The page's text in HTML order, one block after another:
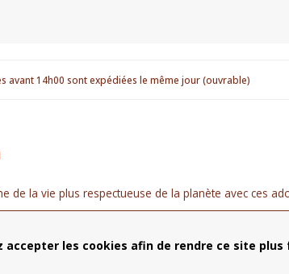
avant 14h00 sont expédiées le même jour (ouvrable)
de la vie plus respectueuse de la planète avec ces
tous les jours garde les boissons au chaud jusqu'à
accepter les cookies afin de rendre ce site plus